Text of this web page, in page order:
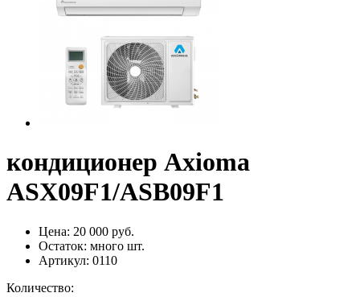
кондиционер Axioma
ASX09F1/ASB09F1
Цена: 20 000 руб.
Остаток: много шт.
Артикул: 0110
Количество: